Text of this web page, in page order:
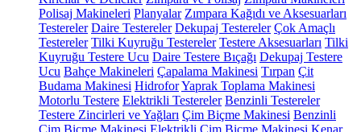
Polisaj Makineleri Planyalar Zımpara Kağıdı ve Aksesuarları
Testereler Daire Testereler Dekupaj Testereler Çok Amaçlı
Testereler Tilki Kuyruğu Testereler Testere Aksesuarları Tilki
Kuyruğu Testere Ucu Daire Testere Bıçağı Dekupaj Testere
Ucu Bahçe Makineleri Çapalama Makinesi Tırpan Çit
Budama Makinesi HidroforYaprak Toplama Makinesi
Motorlu Testere Elektrikli Testereler Benzinli Testereler
Testere Zincirleri ve Yağları Çim Biçme Makinesi Benzinli
Çim Biçme Makinesi Elektrikli Çim Biçme Makinesi Kenar